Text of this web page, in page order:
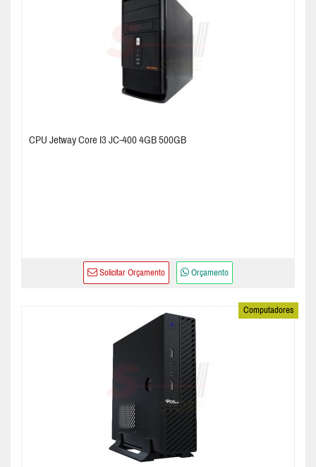
CPU Jetway Core I3 JC-400 4GB 500GB
Solicitar Orçamento Orçamento
Computadores